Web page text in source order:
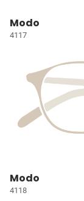
Modo
4117
Modo
4118